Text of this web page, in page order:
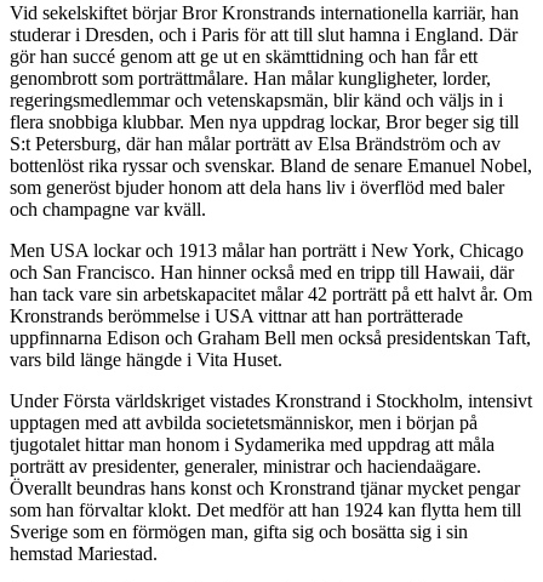
Vid sekelskiftet börjar Bror Kronstrands internationella karriär, han
studerar i Dresden, och i Paris för att till slut hamna i England. Där
gör han succé genom att ge ut en skämttidning och han får ett
genombrott som porträttmålare. Han målar kungligheter, lorder,
regeringsmedlemmar och vetenskapsmän, blir känd och väljs in i
flera snobbiga klubbar. Men nya uppdrag lockar, Bror beger sig till
S:t Petersburg, där han målar porträtt av Elsa Brändström och av
bottenlöst rika ryssar och svenskar. Bland de senare Emanuel Nobel,
som generöst bjuder honom att dela hans liv i överflöd med baler
och champagne var kväll.
Men USA lockar och 1913 målar han porträtt i New York, Chicago
och San Francisco. Han hinner också med en tripp till Hawaii, där
han tack vare sin arbetskapacitet målar 42 porträtt på ett halvt år. Om
Kronstrands berömmelse i USA vittnar att han porträtterade
uppfinnarna Edison och Graham Bell men också presidentskan Taft,
vars bild länge hängde i Vita Huset.
Under Första världskriget vistades Kronstrand i Stockholm, intensivt
upptagen med att avbilda societetsmänniskor, men i början på
tjugotalet hittar man honom i Sydamerika med uppdrag att måla
porträtt av presidenter, generaler, ministrar och haciendaägare.
Överallt beundras hans konst och Kronstrand tjänar mycket pengar
som han förvaltar klokt. Det medför att han 1924 kan flytta hem till
Sverige som en förmögen man, gifta sig och bosätta sig i sin
hemstad Mariestad.